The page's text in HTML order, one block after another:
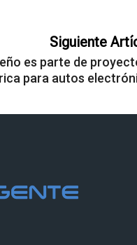
Siguiente
es parte de
para autos